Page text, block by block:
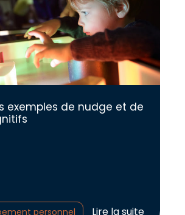
exemples de nudge et de
personnel Lire l'article :
Lire la suite